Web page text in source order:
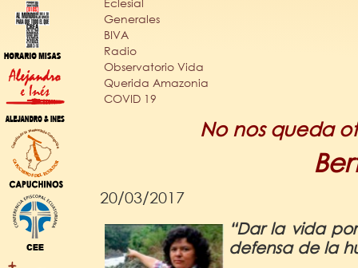
Generales
BIVA
Radio
Observatorio Vida
Querida Amazonia
COVID 19
No nos queda
20/03/2017
“Dar la vida
defensa de la